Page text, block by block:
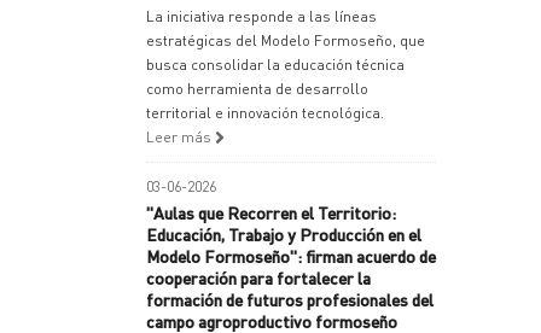
La iniciativa responde a las líneas
estratégicas del Modelo Formoseño, que
busca consolidar la educación técnica
como herramienta de desarrollo
territorial e innovación tecnológica.
Leer más
03-06-2026
"Aulas que Recorren el Territorio:
Educación, Trabajo y Producción en el
Modelo Formoseño": firman acuerdo de
cooperación para fortalecer la
formación de futuros profesionales del
campo agroproductivo formoseño